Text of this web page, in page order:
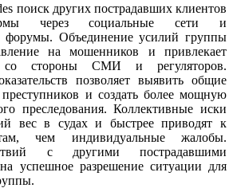
поиск других пострадавших клиентов
через социальные сети и
форумы. Объединение усилий группы
на мошенников и привлекает
со стороны СМИ и регуляторов.
позволяет выявить общие
и создать более мощную
преследования. Коллективные иски
вес в судах и быстрее приводят к
чем индивидуальные жалобы.
с другими пострадавшими
успешное разрешение ситуации для